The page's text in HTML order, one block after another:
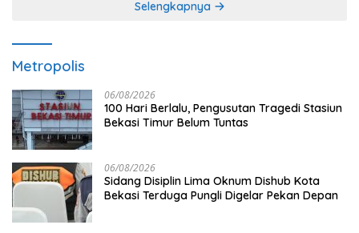
Selengkapnya
Metropolis
06/08/2026
100 Hari Berlalu, Pengusutan Tragedi Stasiun
Bekasi Timur Belum Tuntas
06/08/2026
Sidang Disiplin Lima Oknum Dishub Kota
Bekasi Terduga Pungli Digelar Pekan Depan